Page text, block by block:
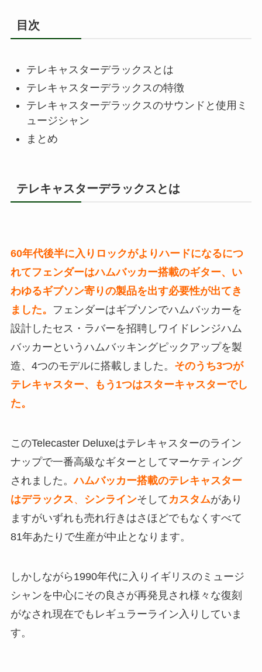
目次
テレキャスターデラックスとは
テレキャスターデラックスの特徴
テレキャスターデラックスのサウンドと使用ミ
ュージシャン
まとめ
テレキャスターデラックスとは
60年代後半に入りロックがよりハードになるにつ
れてフェンダーはハムバッカー搭載のギター、い
わゆるギブソン寄りの製品を出す必要性が出てき
ました。
フェンダーはギブソンでハムバッカーを
設計したセス・ラバーを招聘しワイドレンジハム
バッカーというハムバッキングピックアップを製
造、4つのモデルに搭載しました。 そのうち3つが
テレキャスター、もう1つはスターキャスターでし
た。
このTelecaster Deluxeはテレキャスターのライン
ナップで一番高級なギターとしてマーケティング
されました。ハムバッカー搭載のテレキャスター
はデラックス、 シンラインそして カスタムがあり
ますがいずれも売れ行きはさほどでもなくすべて
81年あたりで生産が中止となります。
しかしながら1990年代に入りイギリスのミュージ
シャンを中心にその良さが再発見され様々な復刻
がなされ現在でもレギュラーライン入りしていま
す。